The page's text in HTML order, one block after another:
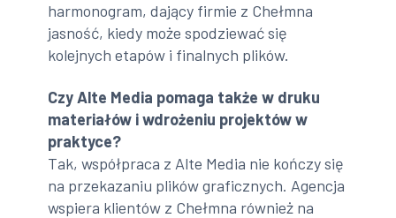
harmonogram, dający firmie z Chełmna
jasność, kiedy może spodziewać się
kolejnych etapów i finalnych plików.
Czy Alte Media pomaga także w druku
materiałów i wdrożeniu projektów w
praktyce?
Tak, współpraca z Alte Media nie kończy się
na przekazaniu plików graficznych. Agencja
wspiera klientów z Chełmna również na